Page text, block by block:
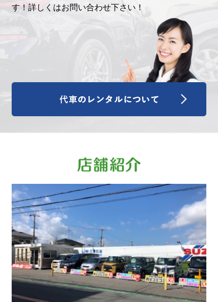
す！詳しくはお問い合わせ下さい！